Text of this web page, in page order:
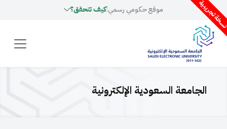
تجريبية موقع حكومي رسمي:كيف تتحقق؟
الجامعة السعودية الإلكترونية